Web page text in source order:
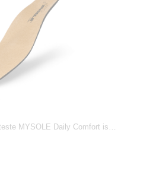
MYSOLE Daily Comfort is…